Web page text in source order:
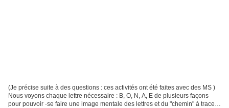
(Je précise suite à des questions : ces activités ont été faites avec des MS )
Nous voyons chaque lettre nécessaire : B, O, N, A, E de plusieurs façons
pour pouvoir -se faire une image mentale des lettres et du "chemin" à tracer-